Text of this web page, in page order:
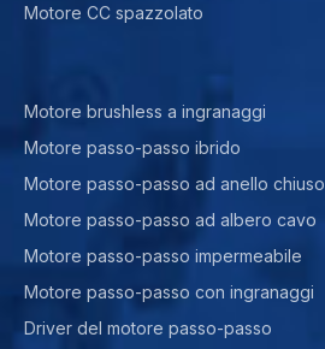
Motore CC spazzolato
Motore brushless a ingranaggi
Motore passo-passo ibrido
Motore passo-passo ad anello chiuso
Motore passo-passo ad albero cavo
Motore passo-passo impermeabile
Motore passo-passo con ingranaggi
Driver del motore passo-passo